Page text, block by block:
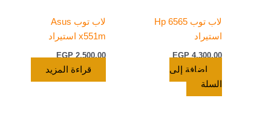
لاب توب Hp 6565
استيراد
EGP4.300,00
إضافة إلى
السلة
لاب توب Asus
x551m استيراد
EGP2.500,00
قراءة المزيد